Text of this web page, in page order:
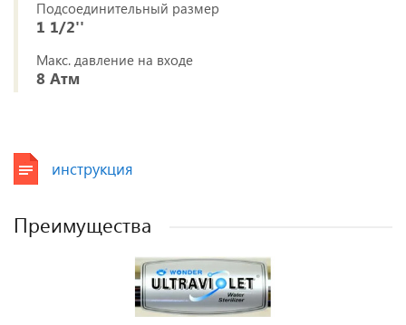
Подсоединительный размер
1 1/2''
Макс. давление на входе
8 Атм
инструкция
Преимущества